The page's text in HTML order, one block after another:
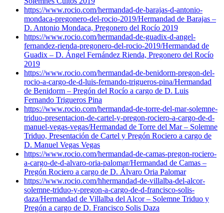
https://www.rocio.com/hermandad-de-barajas-d-antonio-
mondaca-pregonero-del-rocio-2019/Hermandad de Barajas –
D. Antonio Mondaca, Pregonero del Rocío 2019
https://www.rocio.com/hermandad-de-guadix-d-angel-
fernandez-rienda-pregonero-del-rocio-2019/Hermandad de
Guadix – D. Ángel Fernández Rienda, Pregonero del Rocío
2019
https://www.rocio.com/hermandad-de-benidorm-pregon-del-
rocio-a-cargo-de-d-luis-fernando-trigueros-pina/Hermandad
de Benidorm – Pregón del Rocío a cargo de D. Luis
Fernando Trigueros Pina
https://www.rocio.com/hermandad-de-torre-del-mar-solemne-
triduo-presentacion-de-cartel-y-pregon-rociero-a-cargo-de-d-
manuel-vegas-vegas/Hermandad de Torre del Mar – Solemne
Triduo, Presentación de Cartel y Pregón Rociero a cargo de
D. Manuel Vegas Vegas
https://www.rocio.com/hermandad-de-camas-pregon-rociero-
a-cargo-de-d-alvaro-oria-palomar/Hermandad de Camas –
Pregón Rociero a cargo de D. Álvaro Oria Palomar
https://www.rocio.com/hhermandad-de-villalba-del-alcor-
solemne-triduo-y-pregon-a-cargo-de-d-francisco-solis-
daza/Hermandad de Villalba del Alcor – Solemne Triduo y
Pregón a cargo de D. Francisco Solis Daza